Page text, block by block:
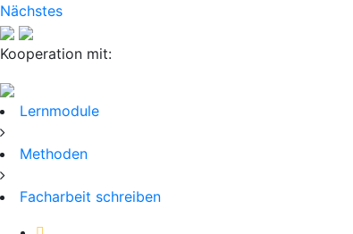
Nächstes
Kooperation mit:
Lernmodule
Methoden
Facharbeit schreiben